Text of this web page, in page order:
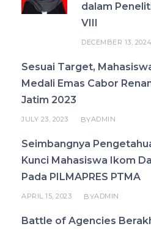
dalam
VIII
DECEMBER 13, 2024
Sesuai Target,
Medali Emas Cabor
Jatim 2023
JULY 23, 2023 BYADMIN
Seimbangnya
Kunci Mahasiswa Ikom
Pada PILMAPRES PTMA
APRIL 15, 2023 BYADMIN
Battle of Agencies